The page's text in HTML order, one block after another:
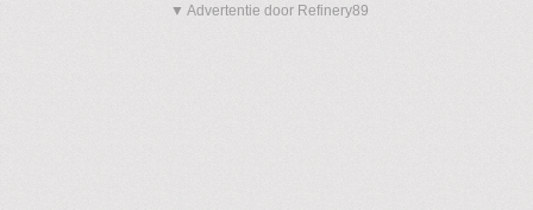
▼ Advertentie door Refinery89